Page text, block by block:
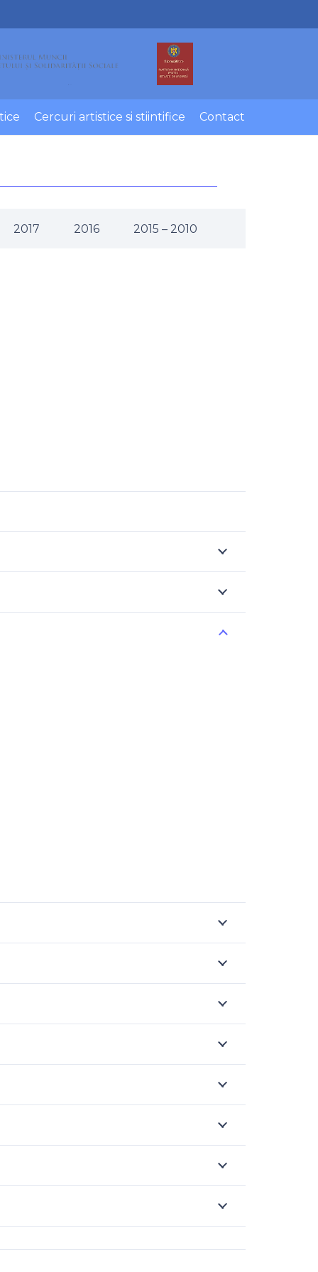
Cercuri artistice si stiintifice Contact
2017 2016 2015 – 2010